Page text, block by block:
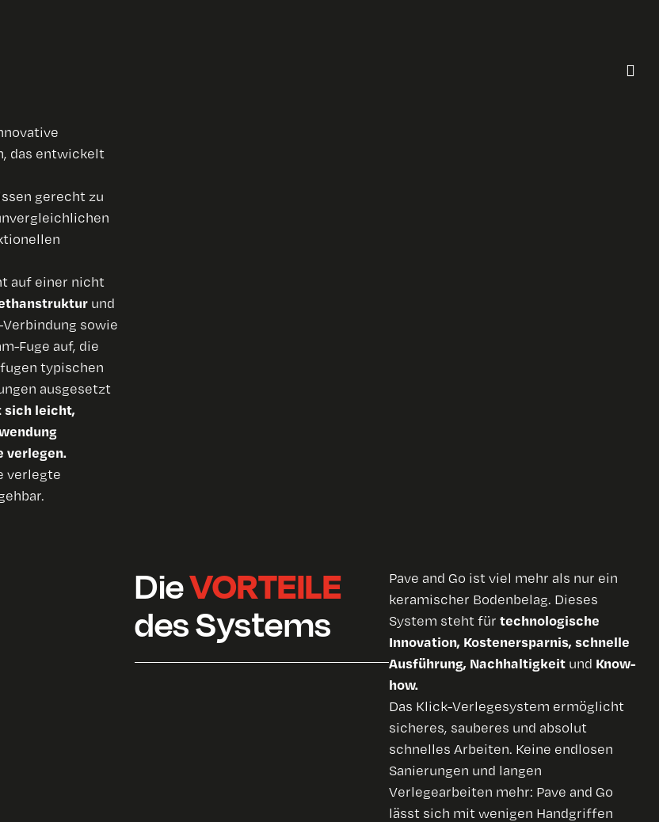
das entwickelt
gerecht zu
auf einer nicht
und
sowie
Fuge auf, die
typischen
ausgesetzt
sich leicht,
verlegen.
verlegte
DieVORTEILE
des Systems
Pave and Go ist viel mehr als nur ein
keramischer Bodenbelag. Dieses
System steht für technologische
Innovation, Kostenersparnis, schnelle
Ausführung, Nachhaltigkeit und Know-
how.
Das Klick-Verlegesystem ermöglicht
sicheres, sauberes und absolut
schnelles Arbeiten. Keine endlosen
Sanierungen und langen
Verlegearbeiten mehr: Pave and Go
lässt sich mit wenigen Handgriffen